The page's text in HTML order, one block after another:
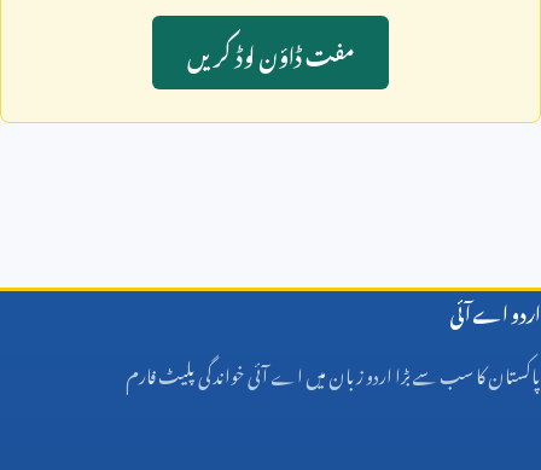
مفت ڈاؤن لوڈ کريں
اردو اے آئی
پاکستان کا سب سے بڑا اردو زبان میں اے آئی خواندگی پلیٹ فارم